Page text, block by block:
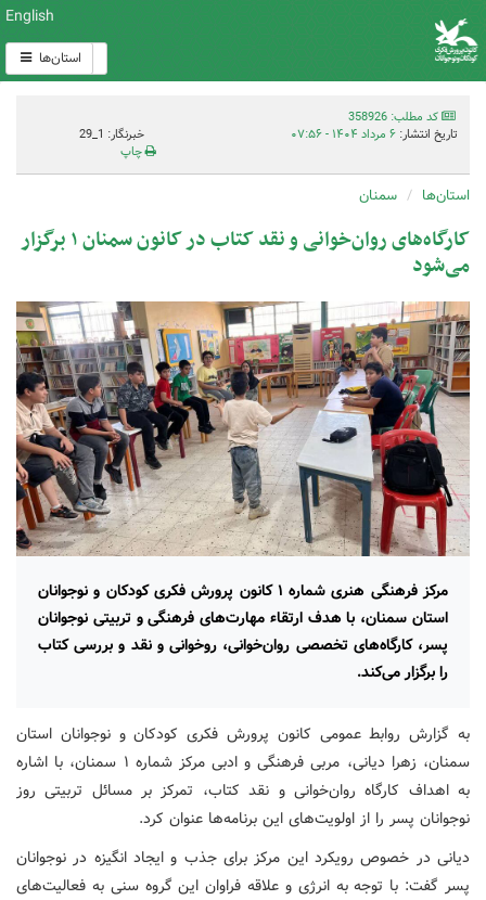
English
استان‌ها
کد مطلب: 358926
تاریخ انتشار: ۶ مرداد ۱۴۰۴ - ۰۷:۵۶
خبرنگار: 1_29
چاپ
استان‌ها سمنان
کارگاه‌های روان‌خوانی و نقد کتاب در کانون سمنان ۱ برگزار
می‌شود
مرکز فرهنگی هنری شماره ۱ کانون پرورش فکری کودکان و نوجوانان
استان سمنان، با هدف ارتقاء مهارت‌های فرهنگی و تربیتی نوجوانان
پسر، کارگاه‌های تخصصی روان‌خوانی، روخوانی و نقد و بررسی کتاب
را برگزار می‌کند.
به گزارش روابط عمومی کانون پرورش فکری کودکان و نوجوانان استان
سمنان، زهرا دیانی، مربی فرهنگی و ادبی مرکز شماره ۱ سمنان، با اشاره
به اهداف کارگاه‌ روان‌خوانی و نقد کتاب، تمرکز بر مسائل تربیتی روز
نوجوانان پسر را از اولویت‌های این برنامه‌ها عنوان کرد.
دیانی در خصوص رویکرد این مرکز برای جذب و ایجاد انگیزه در نوجوانان
پسر گفت: با توجه به انرژی و علاقه فراوان این گروه سنی به فعالیت‌های